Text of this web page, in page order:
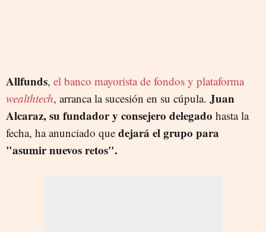
Allfunds, el banco mayorista de fondos y plataforma
wealthtech, arranca la sucesión en su cúpula. Juan
Alcaraz, su fundador y consejero delegado hasta la
fecha, ha anunciado que dejará el grupo para
"asumir nuevos retos".